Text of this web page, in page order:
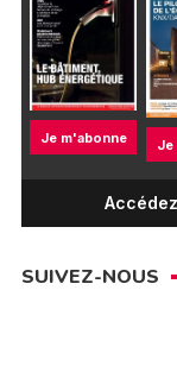
Je m'abonne Je
SUIVEZ-NOUS